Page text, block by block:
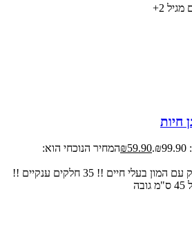
2+
₪59.90
המחיר הנוכחי הוא:
פאזל ענק!! פאזל גן חיות ענק עם המון בעלי חיים !! 35 חלקים ענקיים !!